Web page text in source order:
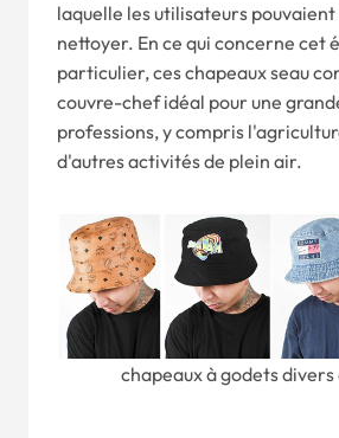
laquelle les utilisateurs
nettoyer. En ce qui concerne cet
particulier, ces chapeaux seau
couvre-chef idéal pour une
professions, y compris
d'autres activités de plein air.
chapeaux à godets